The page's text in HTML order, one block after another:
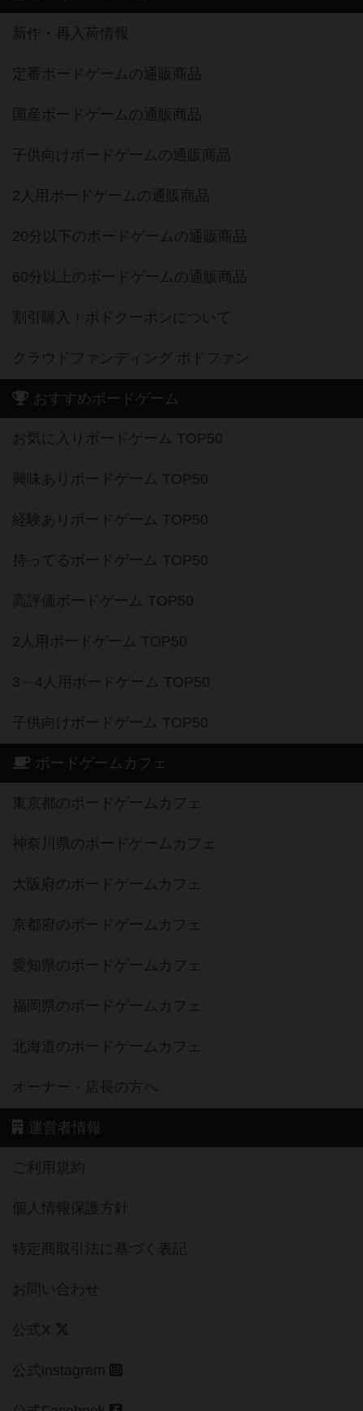
新作・再入荷情報
定番ボードゲームの通販商品
国産ボードゲームの通販商品
子供向けボードゲームの通販商品
2人用ボードゲームの通販商品
20分以下のボードゲームの通販商品
60分以上のボードゲームの通販商品
割引購入！ボドクーポンについて
クラウドファンディング ボドファン
おすすめボードゲーム
お気に入りボードゲーム TOP50
興味ありボードゲーム TOP50
経験ありボードゲーム TOP50
持ってるボードゲーム TOP50
高評価ボードゲーム TOP50
2人用ボードゲーム TOP50
3～4人用ボードゲーム TOP50
子供向けボードゲーム TOP50
ボードゲームカフェ
東京都のボードゲームカフェ
神奈川県のボードゲームカフェ
大阪府のボードゲームカフェ
京都府のボードゲームカフェ
愛知県のボードゲームカフェ
福岡県のボードゲームカフェ
北海道のボードゲームカフェ
オーナー・店長の方へ
運営者情報
ご利用規約
個人情報保護方針
特定商取引法に基づく表記
お問い合わせ
公式X
公式instagram